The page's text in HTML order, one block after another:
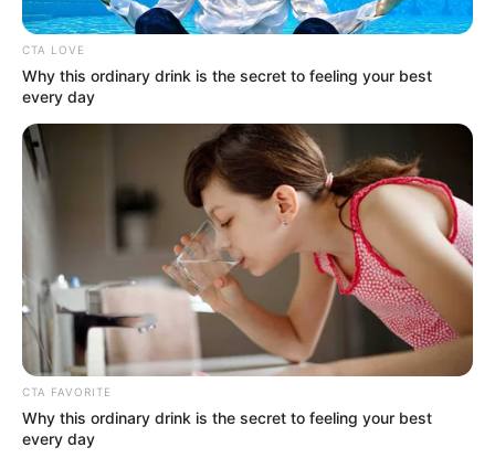
régi szekrényt?